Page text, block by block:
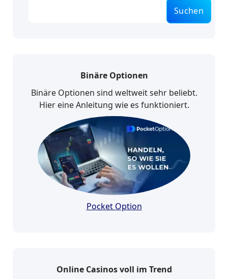
Suchen
Binäre Optionen
Binäre Optionen sind weltweit sehr beliebt.
Hier eine Anleitung wie es funktioniert.
Pocket Option
Online Casinos voll im Trend